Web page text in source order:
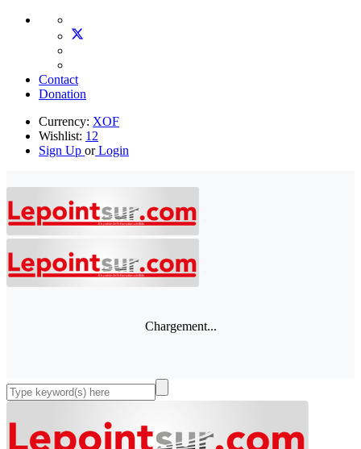
Contact
Donation
Currency: XOF
Wishlist: 12
Sign Up orLogin
Chargement...